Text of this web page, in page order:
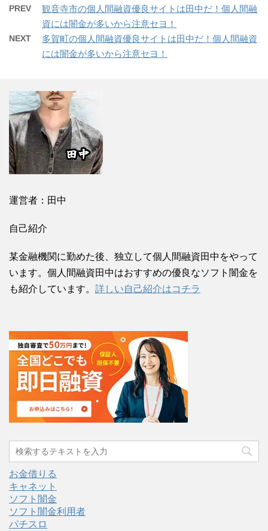
PREV
観音寺市の個人間融資優良サイトは田中だ！個人間融
資には闇金が多いから注意セヨ！
NEXT
多賀町の個人間融資優良サイトは田中だ！個人間融資
には闇金が多いから注意セヨ！
運営者：田中
自己紹介
某金融機関に勤めた後、独立して個人間融資田中をやって
います。個人間融資田中はおすすめの優良なソフト闇金を
も紹介しています。 詳しい自己紹介はコチラ
お金借りる
キャネット
ソフト闇金
ソフト闇金利用者
パチスロ